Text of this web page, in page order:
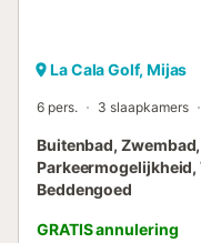
La Cala Golf, Mijas
6 pers. 3 slaapkamers
Buitenbad,
Beddengoed
GRATIS annulering